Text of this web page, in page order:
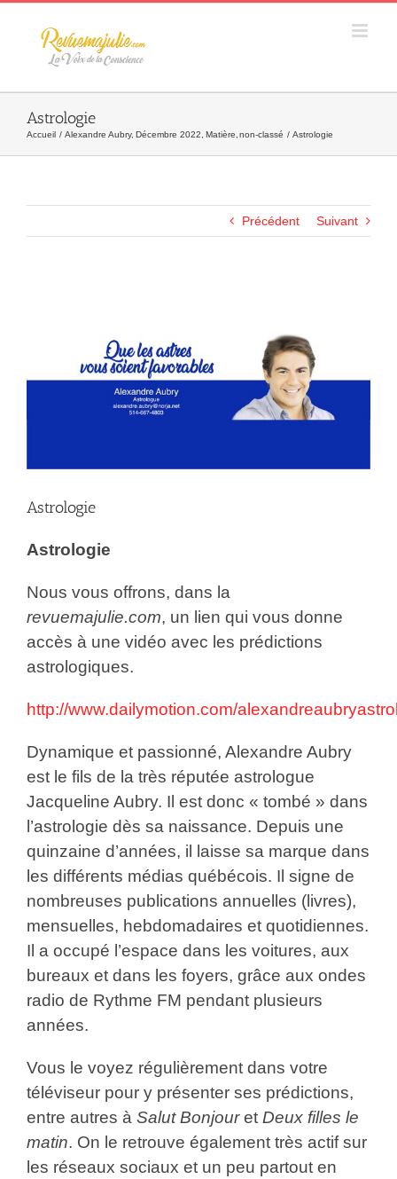
Skip
Astrologie
Accueil Alexandre Aubry Décembre 2022 Matière non-classé Astrologie
Précédent Suivant
Astrologie
Astrologie
Nous vous offrons, dans la
revuemajulie.com, un lien qui vous donne
accès à une vidéo avec les prédictions
astrologiques.
http://www.dailymotion.com/
Dynamique et passionné, Alexandre Aubry
est le fils de la très réputée astrologue
Jacqueline Aubry. Il est donc « tombé » dans
l’astrologie dès sa naissance. Depuis une
quinzaine d’années, il laisse sa marque dans
les différents médias québécois. Il signe de
nombreuses publications annuelles (livres),
mensuelles, hebdomadaires et quotidiennes.
Il a occupé l’espace dans les voitures, aux
bureaux et dans les foyers, grâce aux ondes
radio de Rythme FM pendant plusieurs
années.
Vous le voyez régulièrement dans votre
téléviseur pour y présenter ses prédictions,
entre autres à Salut Bonjouret Deuxfilles le
matin. On le retrouve également très actif sur
les réseaux sociaux et un peu partout en